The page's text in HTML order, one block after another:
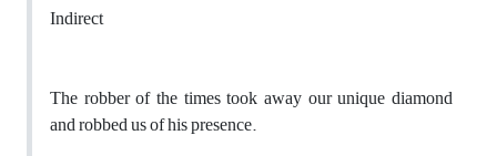
Indirect
The robber of the times took away our unique diamond
and robbed us of his presence.